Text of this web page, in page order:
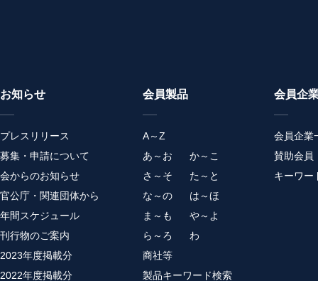
お知らせ
プレスリリース
募集・申請について
会からのお知らせ
官公庁・関連団体から
年間スケジュール
刊行物のご案内
2023年度掲載分
2022年度掲載分
会員製品
A～Z
あ～お
か～こ
さ～そ
た～と
な～の
は～ほ
ま～も
や～よ
ら～ろ
わ
商社等
製品キーワード検索
会員企
会員企業
賛助会員
キーワー